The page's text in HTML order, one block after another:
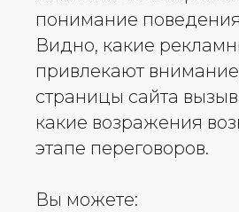
понимание
Видно, какие
привлекают
страницы сайта
какие возражения
этапе переговоров.
Вы можете: